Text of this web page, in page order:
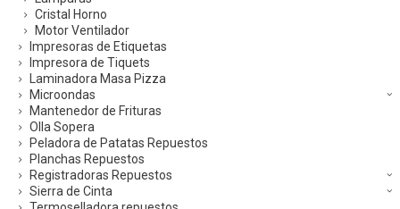
Cristal Horno
Motor Ventilador
Impresoras de Etiquetas
Impresora de Tiquets
Laminadora Masa Pizza
Microondas
Mantenedor de Frituras
Olla Sopera
Peladora de Patatas Repuestos
Planchas Repuestos
Registradoras Repuestos
Sierra de Cinta